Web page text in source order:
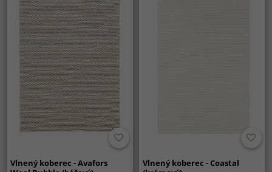
Vlnený koberec - Avafors
Vlnený koberec - Coastal